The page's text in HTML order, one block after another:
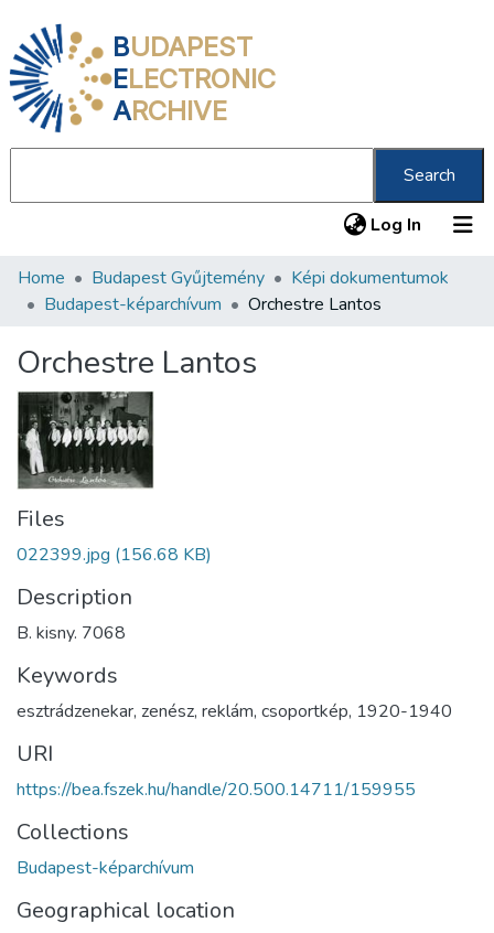
BUDAPEST
ELECTRONIC
ARCHIVE
Search
Log In (current)
Communities & Collections
Statistics
About us
Home Budapest Gyűjtemény
Képi dokumentumok
Budapest-képarchívum
Orchestre Lantos
Orchestre Lantos
Files
022399.jpg (156.68 KB)
Description
B. kisny. 7068
Keywords
esztrádzenekar, zenész, reklám, csoportkép, 1920-1940
URI
https://bea.fszek.hu/handle/20.500.14711/159955
Collections
Budapest-képarchívum
Geographical location